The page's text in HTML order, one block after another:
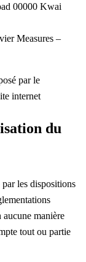
00000 Kwai
Measures –
par le
internet
du
les dispositions
manière
tout ou partie